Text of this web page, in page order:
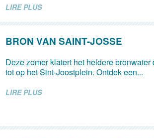
LIRE PLUS
BRON VAN SAINT-JOSSE
Deze zomer klatert het heldere
tot op het Sint-Joostplein. Ontdek een...
LIRE PLUS